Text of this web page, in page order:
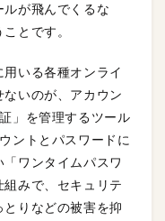
が飛んでくるな
とです。
いる各種オンライ
いのが、アカウン
」を管理するツール
ントとパスワードに
ワンタイムパスワ
みで、セキュリテ
りなどの被害を抑